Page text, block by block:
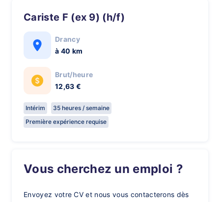
Cariste F (ex 9) (h/f)
Drancy
à 40 km
Brut/heure
12,63 €
Intérim
35 heures / semaine
Première expérience requise
Vous cherchez un emploi ?
Envoyez votre CV et nous vous contacterons dès